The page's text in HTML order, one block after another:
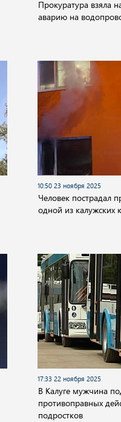
Прокуратура взяла
аварию на
10:50 23 ноября 2025
Человек пострадал
одной из калужских
17:33 22 ноября 2025
В Калуге мужчина
противоправных
подростков